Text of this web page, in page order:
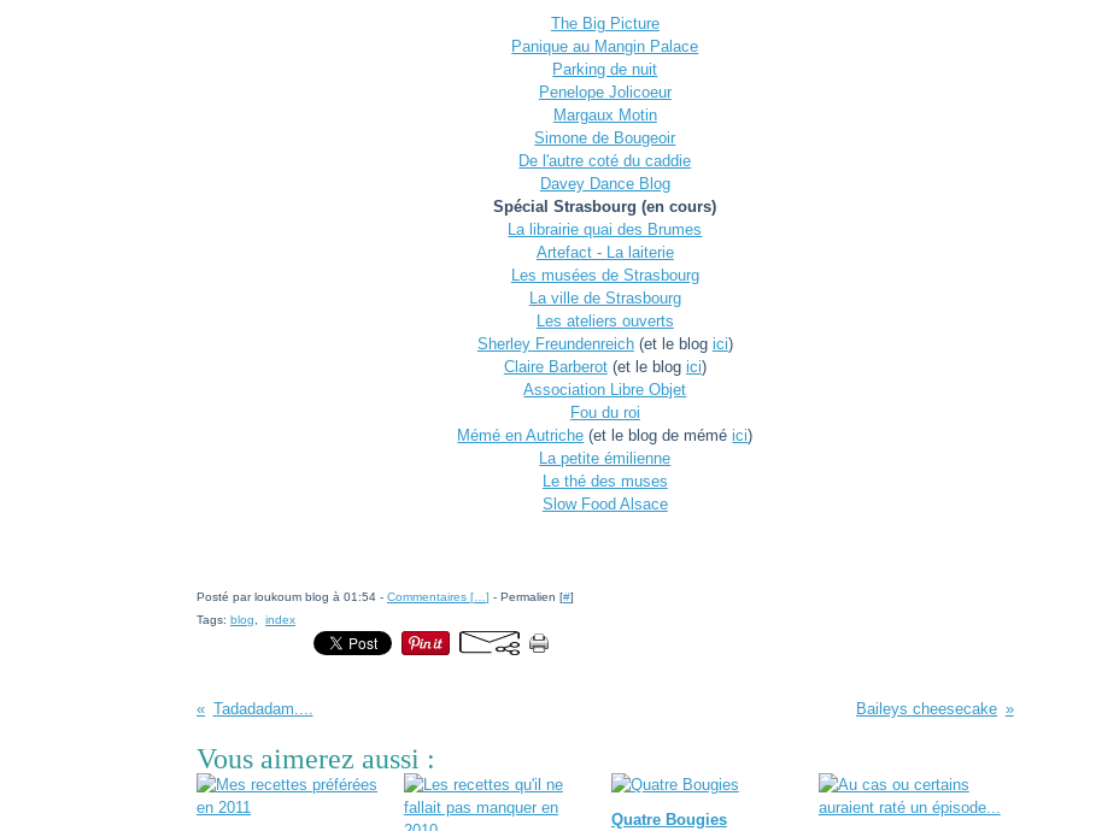
The Big Picture
Panique au Mangin Palace
Parking de nuit
Penelope Jolicoeur
Margaux Motin
Simone de Bougeoir
De l'autre coté du caddie
Davey Dance Blog
Spécial Strasbourg (en cours)
La librairie quai des Brumes
Artefact - La laiterie
Les musées de Strasbourg
La ville de Strasbourg
Les ateliers ouverts
Sherley Freundenreich(et le blog ici)
Claire Barberot(et le blog ici)
Association Libre Objet
Fou du roi
Mémé en Autriche (et le blog de méméici)
La petite émilienne
Le thé des muses
Slow Food Alsace
Posté par loukoum blog à 01:54 - Commentaires [ ] - Permalien [#]
Tags: blog index
Tadadadam.... Baileys cheesecake
Vous aimerez aussi :
Quatre Bougies